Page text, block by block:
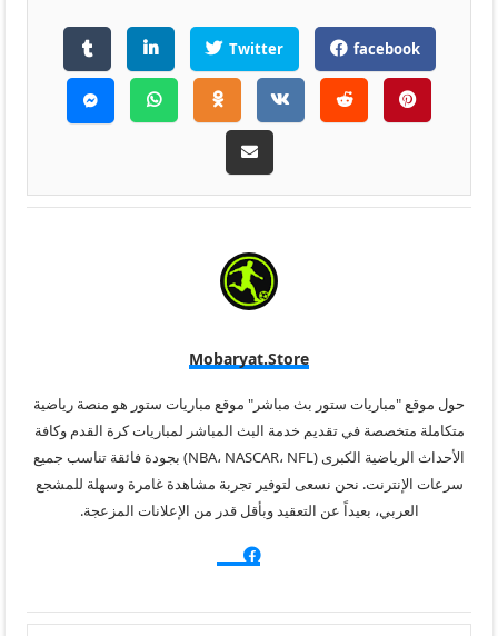
facebook
Twitter
Mobaryat.store
حول موقع "مباريات ستور بث مباشر" موقع مباريات ستور هو منصة رياضية
متكاملة متخصصة في تقديم خدمة البث المباشر لمباريات كرة القدم وكافة
الأحداث الرياضية الكبرى (NBA، NASCAR، NFL) بجودة فائقة تناسب جميع
سرعات الإنترنت. نحن نسعى لتوفير تجربة مشاهدة غامرة وسهلة للمشجع
العربي، بعيداً عن التعقيد وبأقل قدر من الإعلانات المزعجة.